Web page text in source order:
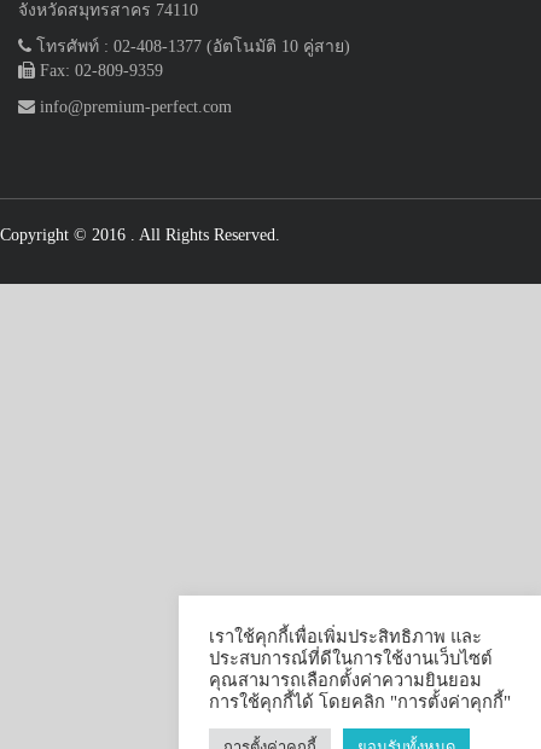
จังหวัดสมุทรสาคร 74110
โทรศัพท์ : 02-408-1377 (อัตโนมัติ 10 คู่สาย)
Fax: 02-809-9359
info@premium-perfect.com
Copyright © 2016 . All Rights Reserved.
เราใช้คุกกี้เพื่อเพิ่มประสิทธิภาพ และ
ประสบการณ์ที่ดีในการใช้งานเว็บไซต์
คุณสามารถเลือกตั้งค่าความยินยอม
การใช้คุกกี้ได้ โดยคลิก "การตั้งค่าคุกกี้"